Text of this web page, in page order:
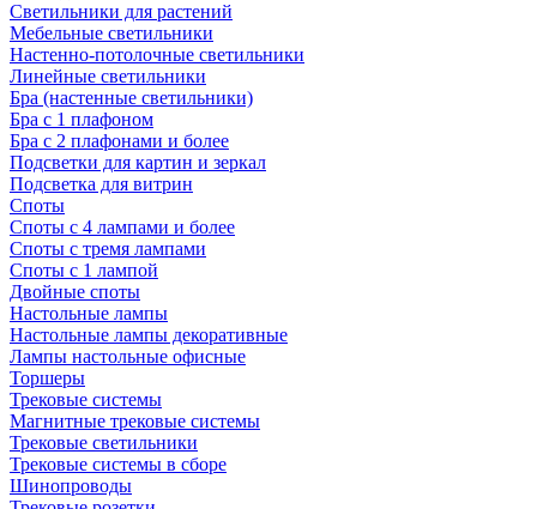
Светильники для растений
Мебельные светильники
Настенно-потолочные светильники
Линейные светильники
Бра (настенные светильники)
Бра с 1 плафоном
Бра с 2 плафонами и более
Подсветки для картин и зеркал
Подсветка для витрин
Споты
Споты с 4 лампами и более
Споты с тремя лампами
Споты с 1 лампой
Двойные споты
Настольные лампы
Настольные лампы декоративные
Лампы настольные офисные
Торшеры
Трековые системы
Магнитные трековые системы
Трековые светильники
Трековые системы в сборе
Шинопроводы